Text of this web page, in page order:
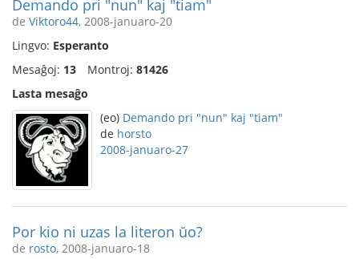
Demando pri "nun" kaj "tiam"
de Viktoro44, 2008-januaro-20
Lingvo: Esperanto
Mesaĝoj: 13 Montroj: 81426
Lasta mesaĝo
(eo) Demando pri "nun" kaj "tiam"
de horsto
2008-januaro-27
Por kio ni uzas la literon ŭo?
de rosto, 2008-januaro-18